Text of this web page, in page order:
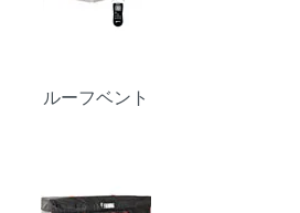
ルーフベント